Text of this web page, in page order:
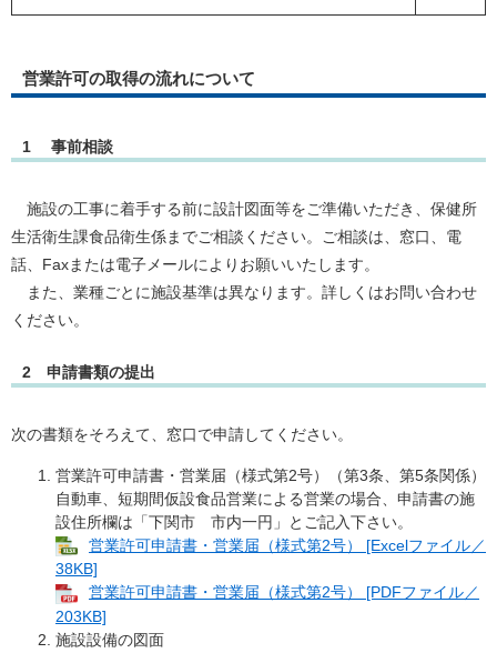
営業許可の取得の流れについて
1 事前相談
施設の工事に着手する前に設計図面等をご準備いただき、保健所
生活衛生課食品衛生係までご相談ください。ご相談は、窓口、電
話、Faxまたは電子メールによりお願いいたします。
また、業種ごとに施設基準は異なります。詳しくはお問い合わせ
ください。
2 申請書類の提出
次の書類をそろえて、窓口で申請してください。
営業許可申請書・営業届（様式第2号）（第3条、第5条関係）
自動車、短期間仮設食品営業による営業の場合、申請書の施
設住所欄は「下関市 市内一円」とご記入下さい。
営業許可申請書・営業届（様式第2号） [Excelファイル／
38KB]
営業許可申請書・営業届（様式第2号） [PDFファイル／
203KB]
施設設備の図面